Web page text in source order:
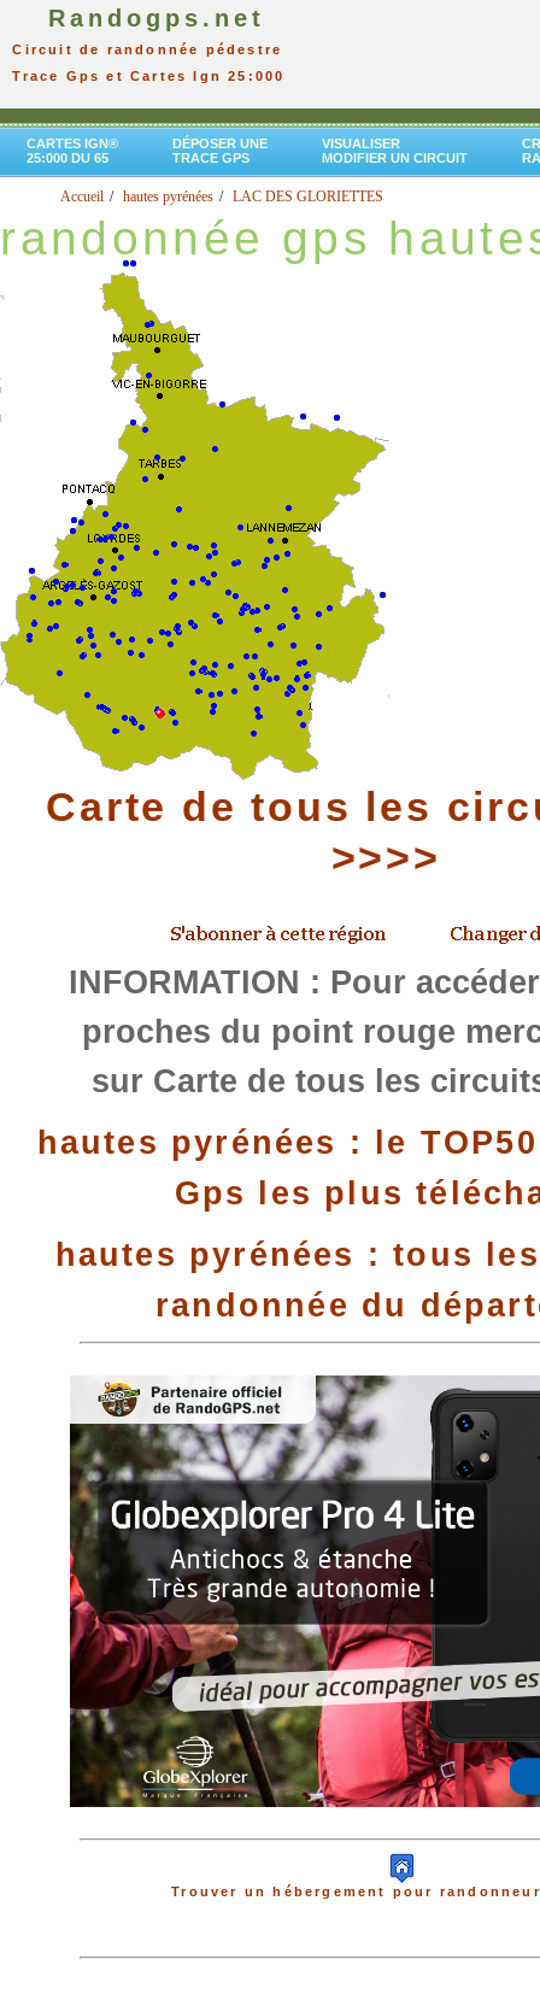
Randogps.net
Circuit de randonnée pédestre
Trace Gps et Cartes Ign 25:000
CARTES IGN®
25:000 DU 65
DÉPOSER UNE
TRACE GPS
VISUALISER
MODIFIER UN CIRCUIT
Accueil hautes pyrénées LAC DES GLORIETTES
randonnée gps
Carte de tous les
>>>>
INFORMATION : Pour
proches du point rouge
sur Carte de tous les
hautes pyrénées : le
Gps les plus
hautes pyrénées : tous
randonnée du
Trouver un hébergement pour